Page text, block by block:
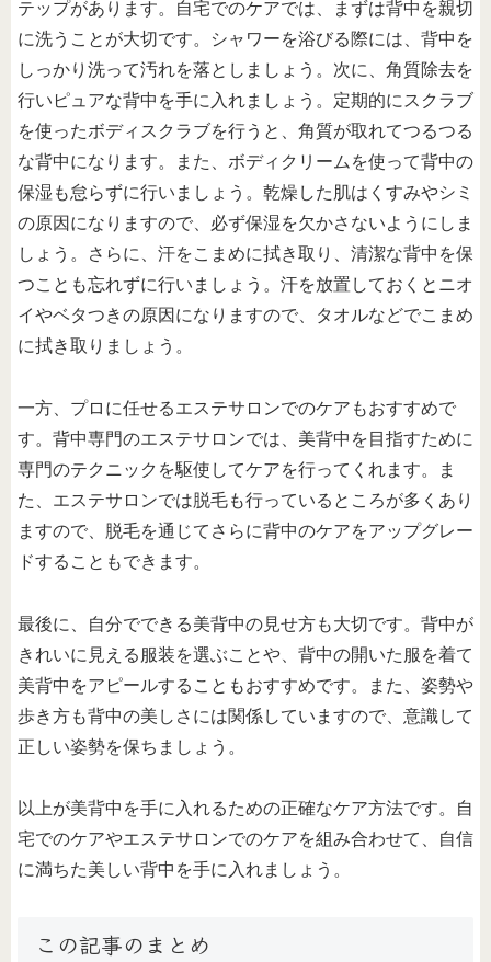
テップがあります。自宅でのケアでは、まずは背中を親切
に洗うことが大切です。シャワーを浴びる際には、背中を
しっかり洗って汚れを落としましょう。次に、角質除去を
行いピュアな背中を手に入れましょう。定期的にスクラブ
を使ったボディスクラブを行うと、角質が取れてつるつる
な背中になります。また、ボディクリームを使って背中の
保湿も怠らずに行いましょう。乾燥した肌はくすみやシミ
の原因になりますので、必ず保湿を欠かさないようにしま
しょう。さらに、汗をこまめに拭き取り、清潔な背中を保
つことも忘れずに行いましょう。汗を放置しておくとニオ
イやベタつきの原因になりますので、タオルなどでこまめ
に拭き取りましょう。
一方、プロに任せるエステサロンでのケアもおすすめで
す。背中専門のエステサロンでは、美背中を目指すために
専門のテクニックを駆使してケアを行ってくれます。ま
た、エステサロンでは脱毛も行っているところが多くあり
ますので、脱毛を通じてさらに背中のケアをアップグレー
ドすることもできます。
最後に、自分でできる美背中の見せ方も大切です。背中が
きれいに見える服装を選ぶことや、背中の開いた服を着て
美背中をアピールすることもおすすめです。また、姿勢や
歩き方も背中の美しさには関係していますので、意識して
正しい姿勢を保ちましょう。
以上が美背中を手に入れるための正確なケア方法です。自
宅でのケアやエステサロンでのケアを組み合わせて、自信
に満ちた美しい背中を手に入れましょう。
この記事のまとめ